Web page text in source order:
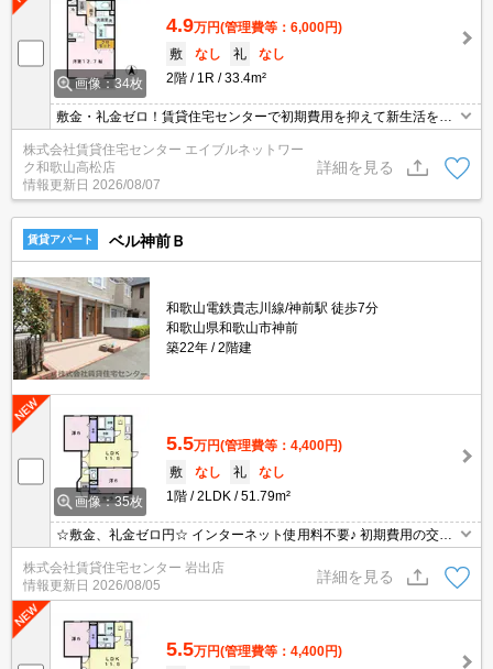
画像：34枚
4.9万円(管理費等：6,000円)
敷
なし 礼
なし
2階
1R 33.4m²
敷金・礼金ゼロ！賃貸住宅センターで初期費用を抑えて新生活をは
じめませんか？
株式会社賃貸住宅センター エイブルネットワー
ク和歌山高松店
情報更新日 2026/08/07
詳細を見る
賃貸アパート ベル神前Ｂ
和歌山電鉄貴志川線/神前駅 徒歩7分
和歌山県和歌山市神前
築22年
2階建
画像：35枚
5.5万円(管理費等：4,400円)
敷
なし 礼
なし
1階
2LDK 51.79m²
☆敷金、礼金ゼロ円☆ インターネット使用料不要♪ 初期費用の交渉
は、賃貸住宅センターまで！！
株式会社賃貸住宅センター 岩出店
情報更新日 2026/08/05
詳細を見る
5.5万円(管理費等：4,400円)